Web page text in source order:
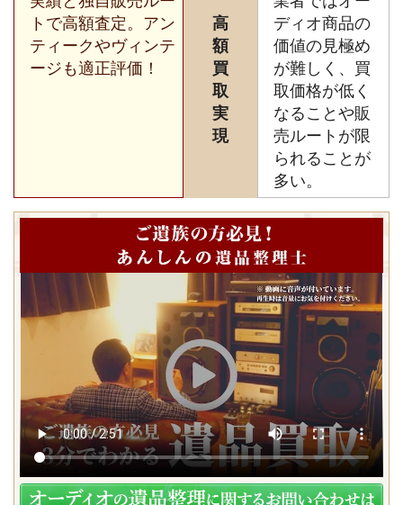
トで高額査定。アン
ティークやヴィンテ
ージも適正評価！
高
額
買
取
実
現
ディオ商品の
価値の見極め
が難しく、買
取価格が低く
なることや販
売ルートが限
られることが
多い。